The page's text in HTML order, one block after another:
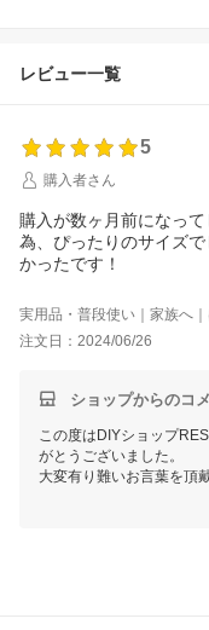
レビュー一覧
5
購入者さん
購入が数ヶ月前になっ
為、ぴったりのサイズ
かったです！
実用品・普段使い｜家族へ
注文日：2024/06/26
ショップからのコ
この度はDIYショップ
がとうございました。
大変有り難いお言葉を頂